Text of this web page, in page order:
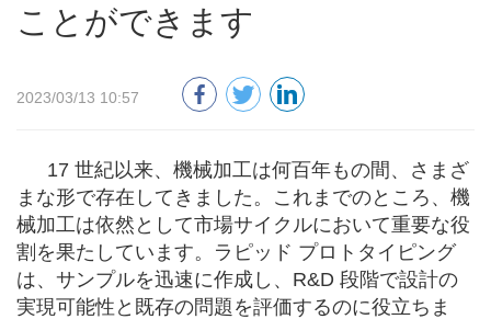
ことができます
2023/03/13 10:57
17 世紀以来、機械加工は何百年もの間、さまざ
まな形で存在してきました。これまでのところ、機
械加工は依然として市場サイクルにおいて重要な役
割を果たしています。ラピッド プロトタイピング
は、サンプルを迅速に作成し、R&D 段階で設計の
実現可能性と既存の問題を評価するのに役立ちま